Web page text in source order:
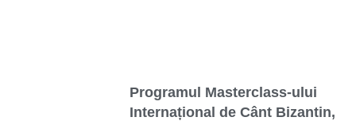
Programul Masterclass-ului
Internațional de Cânt Bizantin,